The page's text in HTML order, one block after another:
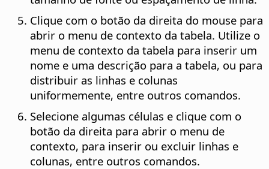
Clique com o botão da direita do mouse para
abrir o menu de contexto da tabela. Utilize o
menu de contexto da tabela para inserir um
nome e uma descrição para a tabela, ou para
distribuir as linhas e colunas
uniformemente, entre outros comandos.
Selecione algumas células e clique com o
botão da direita para abrir o menu de
contexto, para inserir ou excluir linhas e
colunas, entre outros comandos.